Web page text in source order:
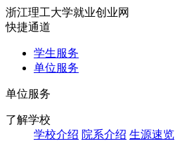
浙江理工大学就业创业网
快捷通道
学生服务
单位服务
单位服务
了解学校
学校介绍 院系介绍 生源速览